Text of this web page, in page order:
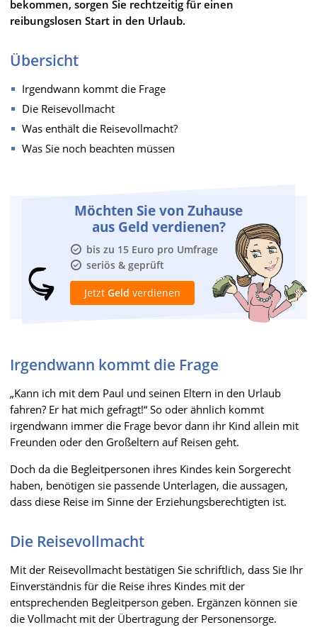
bekommen, sorgen Sie rechtzeitig für einen
reibungslosen Start in den Urlaub.
Übersicht
Irgendwann kommt die Frage
Die Reisevollmacht
Was enthält die Reisevollmacht?
Was Sie noch beachten müssen
Möchten Sie von Zuhause
aus Geld verdienen?
bis zu 15 Euro pro Umfrage
seriös & geprüft
Jetzt Geld verdienen
Irgendwann kommt die Frage
„Kann ich mit dem Paul und seinen Eltern in den Urlaub
fahren? Er hat mich gefragt!“ So oder ähnlich kommt
irgendwann immer die Frage bevor dann ihr Kind allein mit
Freunden oder den Großeltern auf Reisen geht.
Doch da die Begleitpersonen ihres Kindes kein Sorgerecht
haben, benötigen sie passende Unterlagen, die aussagen,
dass diese Reise im Sinne der Erziehungsberechtigten ist.
Die Reisevollmacht
Mit der Reisevollmacht bestätigen Sie schriftlich, dass Sie Ihr
Einverständnis für die Reise ihres Kindes mit der
entsprechenden Begleitperson geben. Ergänzen können sie
die Vollmacht mit der Übertragung der Personensorge.